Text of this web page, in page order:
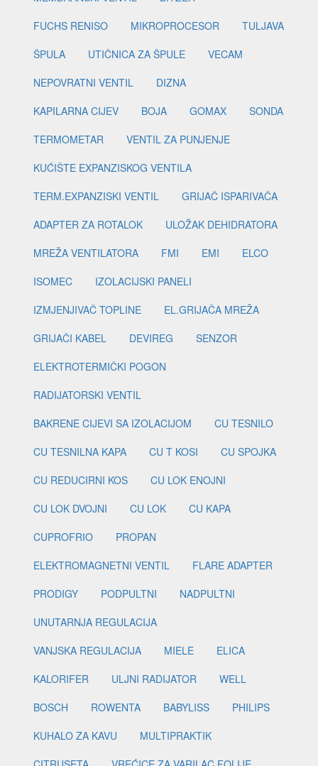
FUCHS RENISO
MIKROPROCESOR
TULJAVA
ŠPULA
UTIČNICA ZA ŠPULE
VECAM
NEPOVRATNI VENTIL
DIZNA
KAPILARNA CIJEV
BOJA GOMAX
SONDA
TERMOMETAR
VENTIL ZA PUNJENJE
KUĆIŠTE EXPANZISKOG VENTILA
TERM.EXPANZISKI VENTIL
GRIJAČ ISPARIVAČA
ADAPTER ZA ROTALOK
ULOŽAK DEHIDRATORA
MREŽA VENTILATORA
FMI EMI
ELCO
ISOMEC
IZOLACIJSKI PANELI
IZMJENJIVAČ TOPLINE
EL.GRIJAČA MREŽA
GRIJAČI KABEL
DEVIREG
SENZOR
ELEKTROTERMIČKI POGON
RADIJATORSKI VENTIL
BAKRENE CIJEVI SA IZOLACIJOM
CU TESNILO
CU TESNILNA KAPA
CU T KOSI
CU SPOJKA
CU REDUCIRNI KOS
CU LOK ENOJNI
CU LOK DVOJNI
CU LOK
CU KAPA
CUPROFRIO
PROPAN
ELEKTROMAGNETNI VENTIL
FLARE ADAPTER
PRODIGY
PODPULTNI
NADPULTNI
UNUTARNJA REGULACIJA
VANJSKA REGULACIJA
MIELE
ELICA
KALORIFER
ULJNI RADIJATOR
WELL
BOSCH
ROWENTA BABYLISS
PHILIPS
KUHALO ZA KAVU
MULTIPRAKTIK